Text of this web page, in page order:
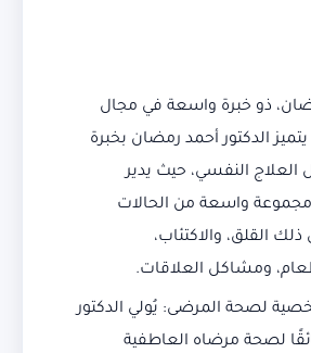
ذو خبرة واسعة في مجال
الدكتور أحمد رمضان بخبرة
النفسي، حيث يدير
مجموعة واسعة من الحالات
القلق، والاكتئاب،
ومشاكل العلاقات.
لصحة المرضى: يُولي الدكتور
لصحة مرضاه العاطفية